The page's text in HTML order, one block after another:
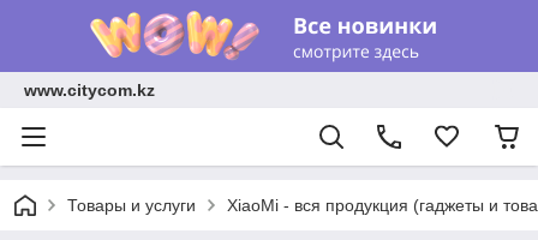
www.citycom.kz
Товары и услуги XiaoMi - вся продукция (гаджеты и